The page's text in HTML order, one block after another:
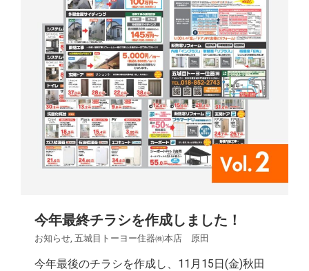
今年最終チラシを作成しました！
お知らせ, 五城目トーヨー住器㈱本店 原田
今年最後のチラシを作成し、11月15日(金)秋田